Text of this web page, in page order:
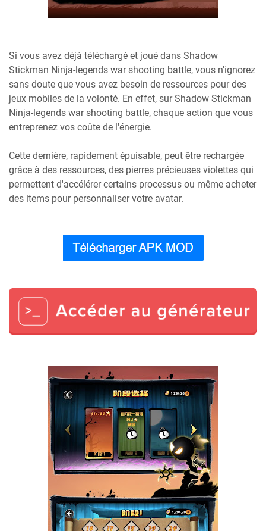
Si vous avez déjà téléchargé et joué dans Shadow
Stickman Ninja-legends war shooting battle, vous n'ignorez
sans doute que vous avez besoin de ressources pour des
jeux mobiles de la volonté. En effet, sur Shadow Stickman
Ninja-legends war shooting battle, chaque action que vous
entreprenez vos coûte de l'énergie.
Cette dernière, rapidement épuisable, peut être rechargée
grâce à des ressources, des pierres précieuses violettes qui
permettent d'accélérer certains processus ou même acheter
des items pour personnaliser votre avatar.